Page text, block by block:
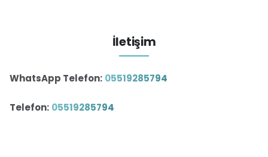
İletişim
WhatsApp Telefon: 05519285794
Telefon: 05519285794